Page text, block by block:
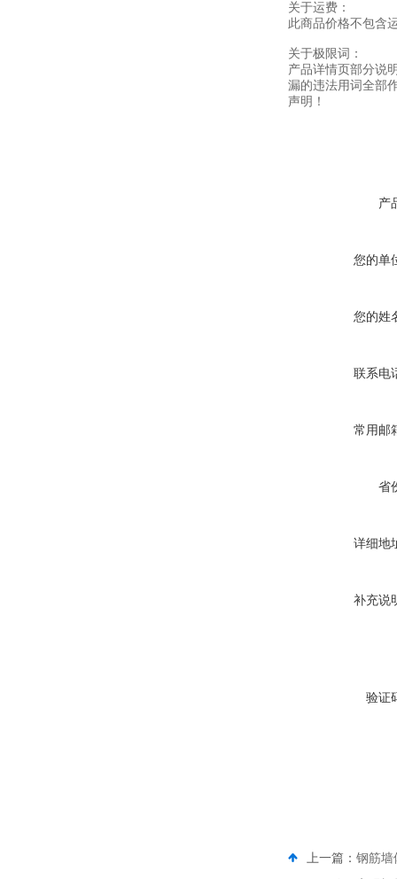
关于运费：
此商品价格不包含
关于极限词：
产品详情页部分说
漏的违法用词全部
声明！
产
您的单
您的姓
联系电
常用邮
省
详细地
补充说
验证
上一篇： 钢筋墙